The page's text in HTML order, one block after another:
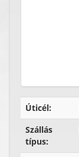
Úticél:
Szállás
típus: